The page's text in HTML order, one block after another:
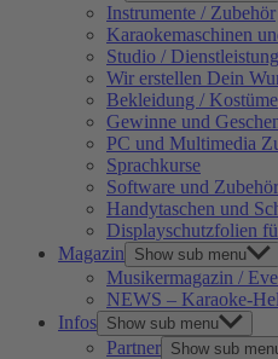
Instrumente / Zubehör
Karaokemaschinen
Studio /
Wir erstellen Dein
Bekleidung / Kostüme
Gewinne und
PC und Multimedia
Sprachkurse
Software und Zubehör
Handytaschen und
Displayschutzfolien
Magazin
Show sub menu
Musikermagazin /
NEWS – Karaoke-
Infos Show sub menu
Partner Show sub